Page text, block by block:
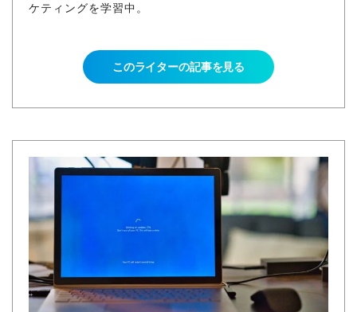
ケティングを学習中。
このライターの記事を見る